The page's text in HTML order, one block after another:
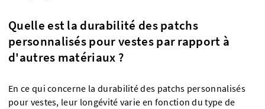
Quelle est la durabilité des patchs
personnalisés pour vestes par rapport à
d'autres matériaux ?
En ce qui concerne la durabilité des patchs personnalisés
pour vestes, leur longévité varie en fonction du type de